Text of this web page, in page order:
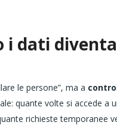
i dati
le persone”, ma a
quante volte si accede a
richieste temporanee